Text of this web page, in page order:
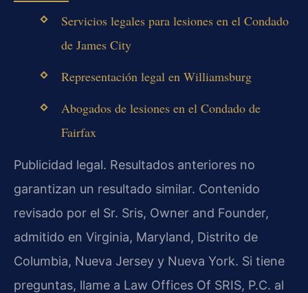
Servicios legales para lesiones en el Condado
de James City
Representación legal en Williamsburg
Abogados de lesiones en el Condado de
Fairfax
Publicidad legal. Resultados anteriores no
garantizan un resultado similar. Contenido
revisado por el Sr. Sris, Owner and Founder,
admitido en Virginia, Maryland, Distrito de
Columbia, Nueva Jersey y Nueva York. Si tiene
preguntas, llame a Law Offices Of SRIS, P.C. al